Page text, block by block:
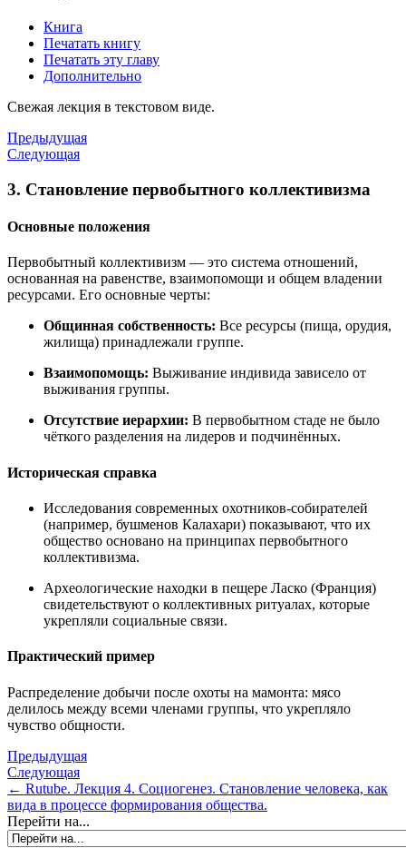
Книга
Печатать книгу
Печатать эту главу
Дополнительно
Свежая лекция в текстовом виде.
Предыдущая
Следующая
3. Становление первобытного коллективизма
Основные положения
Первобытный коллективизм — это система отношений,
основанная на равенстве, взаимопомощи и общем владении
ресурсами. Его основные черты:
Общинная собственность: Все ресурсы (пища, орудия,
жилища) принадлежали группе.
Взаимопомощь: Выживание индивида зависело от
выживания группы.
Отсутствие иерархии: В первобытном стаде не было
чёткого разделения на лидеров и подчинённых.
Историческая справка
Исследования современных охотников-собирателей
(например, бушменов Калахари) показывают, что их
общество основано на принципах первобытного
коллективизма.
Археологические находки в пещере Ласко (Франция)
свидетельствуют о коллективных ритуалах, которые
укрепляли социальные связи.
Практический пример
Распределение добычи после охоты на мамонта: мясо
делилось между всеми членами группы, что укрепляло
чувство общности.
Предыдущая
Следующая
← Rutube. Лекция 4. Социогенез. Становление человека, как
вида в процессе формирования общества.
Перейти на...